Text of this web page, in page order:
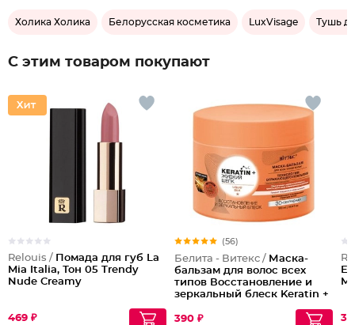
Холика Холика Белорусская косметика LuxVisage Тушь
С этим товаром покупают
Relouis / Помада для губ La
Mia Italia, Тон 05 Trendy
Nude Creamy
469 ₽
(56)
Белита - Витекс / Маска-
бальзам для волос всех
типов Восстановление и
зеркальный блеск Keratin +
390 ₽